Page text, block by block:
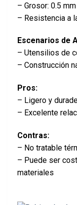
– Grosor: 0.5
– Resistencia a
Escenarios de
– Utensilios de
– Construcción
Pros:
– Ligero y
– Excelente
Contras:
– No tratable
– Puede ser
materiales